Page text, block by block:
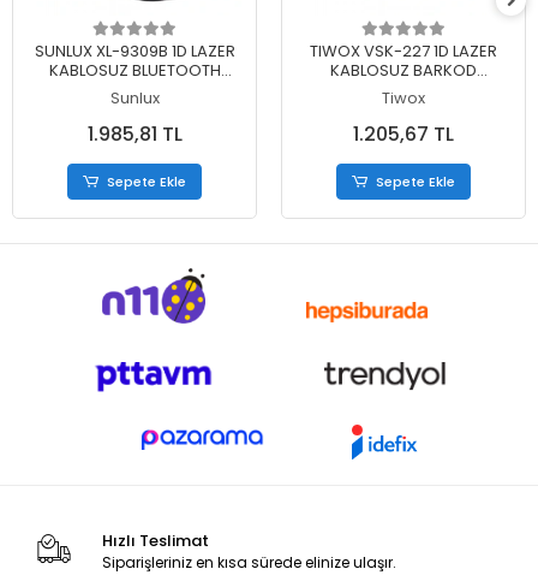
Sepete Ekle
SUNLUX XL-9309B 1D LAZER
KABLOSUZ BLUETOOTH
BARKOD OKUYUCU
Sunlux
1.985,81 TL
Sepete Ekle
Sepete Ekle
TIWOX VSK-227 1D LAZER
KABLOSUZ BARKOD
OKUYUCU BATARYA + MINI
USB DONGLE
Tiwox
1.205,67 TL
Sepete Ekle
Hızlı Teslimat
Siparişleriniz en kısa sürede elinize ulaşır.